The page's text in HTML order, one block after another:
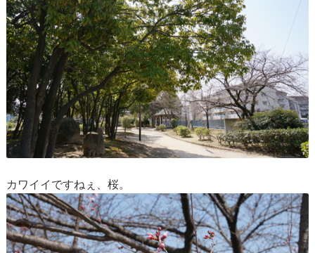
カワイイですねぇ、桜。